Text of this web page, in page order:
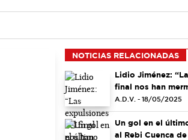
NOTICIAS RELACIONADAS
Lidio Jiménez:
final nos han
A.D.V. - 18/05/2025
Un gol en el
al Rebi Cuenca